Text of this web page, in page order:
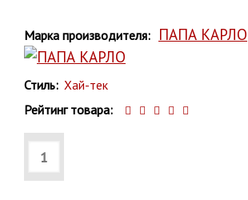
Марка производителя: ПАПА КАРЛО
Стиль: Хай-тек
Рейтинг товара: